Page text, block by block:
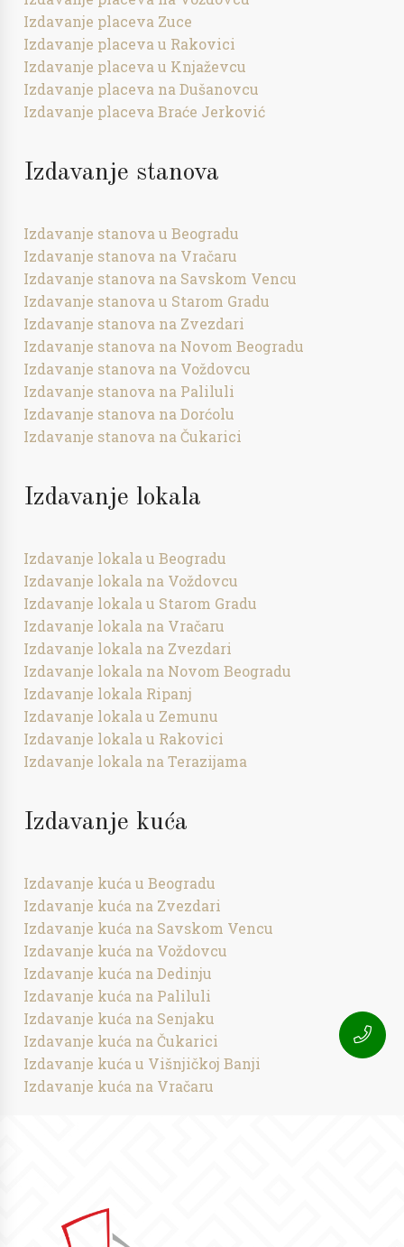
Izdavanje placeva Zuce
Izdavanje placeva u Rakovici
Izdavanje placeva u Knjaževcu
Izdavanje placeva na Dušanovcu
Izdavanje placeva Braće Jerković
Izdavanje stanova
Izdavanje stanova u Beogradu
Izdavanje stanova na Vračaru
Izdavanje stanova na Savskom Vencu
Izdavanje stanova u Starom Gradu
Izdavanje stanova na Zvezdari
Izdavanje stanova na Novom Beogradu
Izdavanje stanova na Voždovcu
Izdavanje stanova na Paliluli
Izdavanje stanova na Dorćolu
Izdavanje stanova na Čukarici
Izdavanje lokala
Izdavanje lokala u Beogradu
Izdavanje lokala na Voždovcu
Izdavanje lokala u Starom Gradu
Izdavanje lokala na Vračaru
Izdavanje lokala na Zvezdari
Izdavanje lokala na Novom Beogradu
Izdavanje lokala Ripanj
Izdavanje lokala u Zemunu
Izdavanje lokala u Rakovici
Izdavanje lokala na Terazijama
Izdavanje kuća
Izdavanje kuća u Beogradu
Izdavanje kuća na Zvezdari
Izdavanje kuća na Savskom Vencu
Izdavanje kuća na Voždovcu
Izdavanje kuća na Dedinju
Izdavanje kuća na Paliluli
Izdavanje kuća na Senjaku
Izdavanje kuća na Čukarici
Izdavanje kuća u Višnjičkoj Banji
Izdavanje kuća na Vračaru